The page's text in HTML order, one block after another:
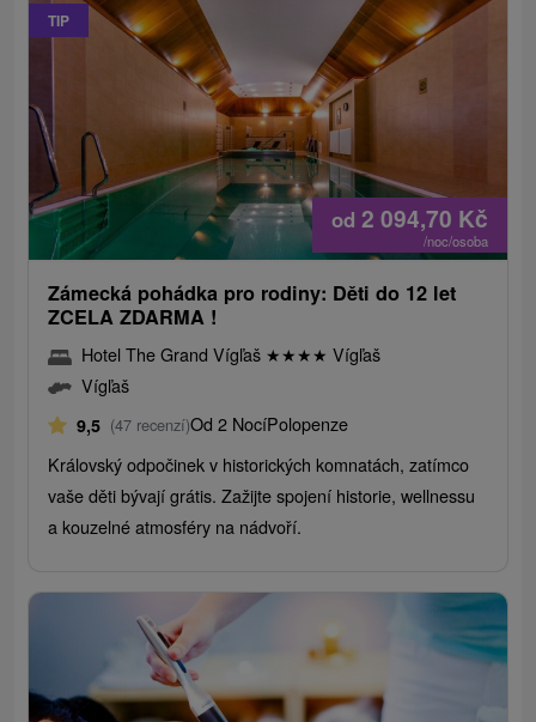
TIP
od 2 094,70 Kč
/noc/osoba
Zámecká pohádka pro rodiny: Děti do 12 let
ZCELA ZDARMA !
Hotel The Grand Vígľaš ★★★★ Vígľaš
Vígľaš
9,5 (47 recenzí)Od 2 NocíPolopenze
Královský odpočinek v historických komnatách, zatímco
vaše děti bývají grátis. Zažijte spojení historie, wellnessu
a kouzelné atmosféry na nádvoří.